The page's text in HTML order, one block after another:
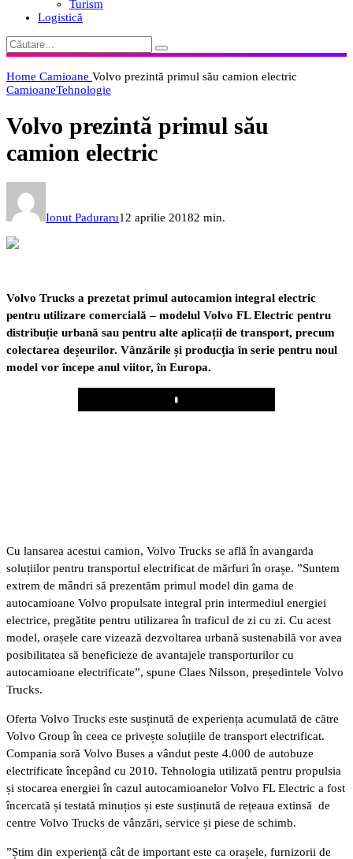
Turism
Logistică
Home Camioane Volvo prezintă primul său camion electric
CamioaneTehnologie
Volvo prezintă primul său
camion electric
Ionut Paduraru12 aprilie 20182 min.
Volvo Trucks a prezetat primul autocamion integral electric
pentru utilizare comercială – modelul Volvo FL Electric pentru
distribuție urbană sau pentru alte aplicații de transport, precum
colectarea deșeurilor. Vânzările și producția în serie pentru noul
model vor începe anul viitor, în Europa.
Play
Cu lansarea acestui camion, Volvo Trucks se află în avangarda
soluțiilor pentru transportul electrificat de mărfuri în orașe. ”Suntem
extrem de mândri să prezentăm primul model din gama de
autocamioane Volvo propulsate integral prin intermediul energiei
electrice, pregătite pentru utilizarea în traficul de zi cu zi. Cu acest
model, orașele care vizează dezvoltarea urbană sustenabilă vor avea
posibilitatea să beneficieze de avantajele transporturilor cu
autocamioane electrificate”, spune Claes Nilsson, președintele Volvo
Trucks.
Oferta Volvo Trucks este susținută de experiența acumulată de către
Volvo Group în ceea ce privește soluțiile de transport electrificat.
Compania soră Volvo Buses a vândut peste 4.000 de autobuze
electrificate începând cu 2010. Tehnologia utilizată pentru propulsia
și stocarea energiei în cazul autocamioanelor Volvo FL Electric a fost
încercată și testată minuțios și este susținută de rețeaua extinsă de
centre Volvo Trucks de vânzări, service și piese de schimb.
”Știm din experiență cât de important este ca orașele, furnizorii de